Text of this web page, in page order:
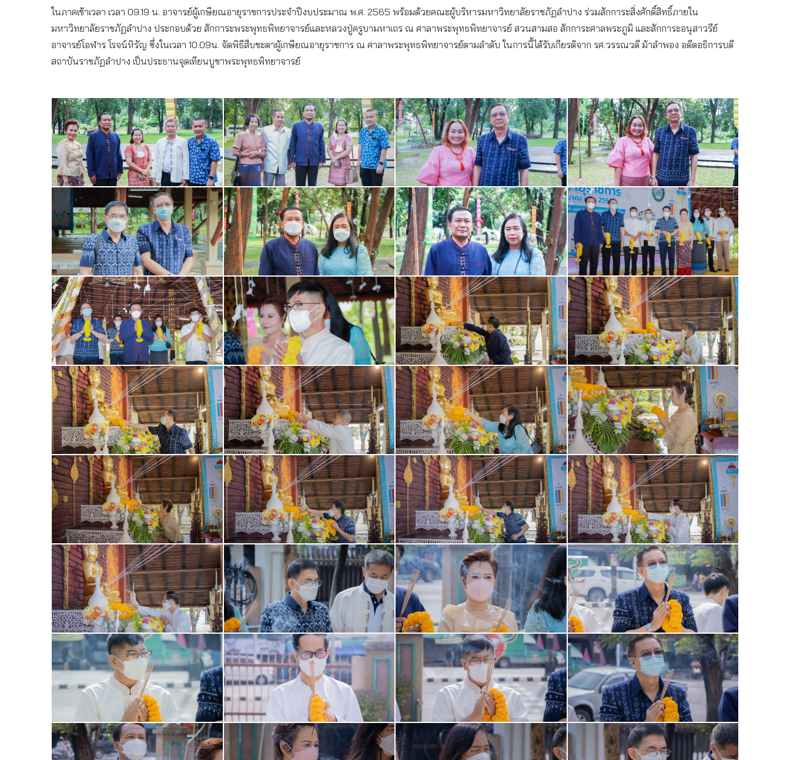
ในภาคเช้าเวลา เวลา 09.19 น. อาจารย์ผู้เกษียณอายุราชการประจำปีงบประมาณ พ.ศ. 2565 พร้อมด้วยคณะผู้บริหารมหาวิทยาลัยราชภัฏลำปาง ร่วมสักการะสิ่งศักดิ์สิทธิ์ภายใน
มหาวิทยาลัยราชภัฏลำปาง ประกอบด้วย สักการะพระพุทธพิทยาจารย์และหลวงปู่ครูบามหาเถร ณ ศาลาพระพุทธพิทยาจารย์ สวนสามสอ สักการะศาลพระภูมิ และสักการะอนุสาวรีย์
อาจารย์โอฬาร โรจน์หิรัญ ซึ่งในเวลา 10.09น. จัดพิธีสืบชะตาผู้เกษียณอายุราชการ ณ ศาลาพระพุทธพิทยาจารย์ตามลำดับ ในการนี้ได้รับเกียรติจาก รศ.วรรณวดี ม้าลำพอง อดีตอธิการบดี
สถาบันราชภัฏลำปาง เป็นประธานจุดเทียนบูชาพระพุทธพิทยาจารย์